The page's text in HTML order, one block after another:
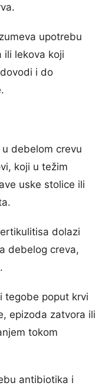
upotrebu
ili lekova koji
i do
debelom crevu
koji u težim
uske stolice ili
dolazi
debelog creva,
tegobe poput krvi
epizoda zatvora ili
tokom
antibiotika i